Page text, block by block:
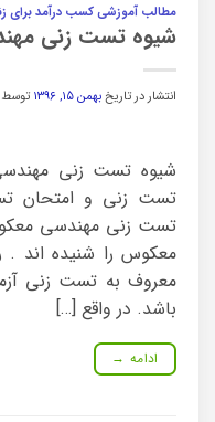
مطالب آموزشی کسب درآمد برای
شیوه تست زنی
انتشار در تاریخبهمن ۱۵, ۱۳۹۶ توسط
شیوه تست زنی
تست زنی و امتحان
تست زنی مهندسی
معکوس را شنیده اند .
معروف به تست زنی
باشد. در واقع […]
ادامه →